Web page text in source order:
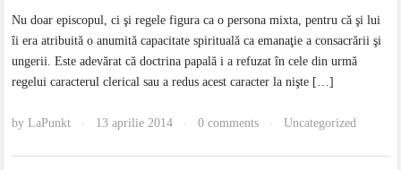
Nu doar episcopul, ci şi regele figura ca o persona mixta, pentru că şi lui
îi era atribuită o anumită capacitate spirituală ca emanaţie a consacrării şi
ungerii. Este adevărat că doctrina papală i a refuzat în cele din urmă
regelui caracterul clerical sau a redus acest caracter la nişte […]
byLaPunkt · 13 aprilie 2014 · 0 comments · Uncategorized